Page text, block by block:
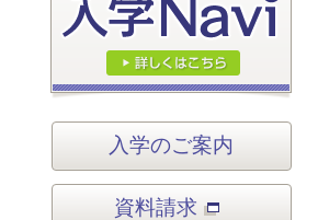
入学のご案内
資料請求